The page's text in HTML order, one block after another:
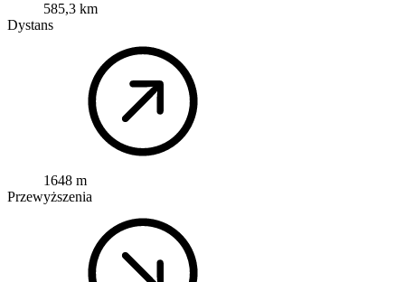
585,3 km
Dystans
1648 m
Przewyższenia